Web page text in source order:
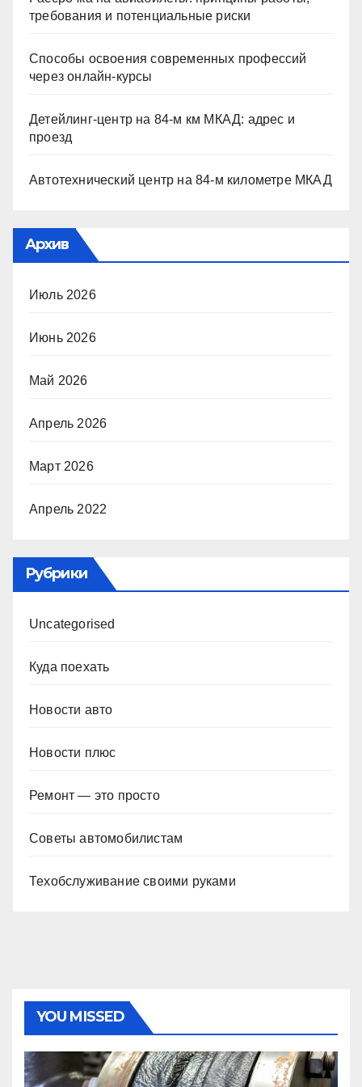
требования и потенциальные риски
Способы освоения современных профессий
через онлайн-курсы
Детейлинг-центр на 84-м км МКАД: адрес и
проезд
Автотехнический центр на 84-м километре МКАД
Архив
Июль 2026
Июнь 2026
Май 2026
Апрель 2026
Март 2026
Апрель 2022
Рубрики
Uncategorised
Куда поехать
Новости авто
Новости плюс
Ремонт — это просто
Советы автомобилистам
Техобслуживание своими руками
YOU MISSED